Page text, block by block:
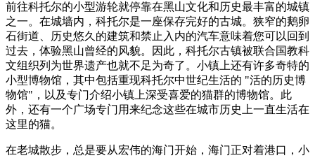
前往科托尔的小型游轮就停靠在黑山文化和历史最丰富的城镇
之一。在城墙内，科托尔是一座保存完好的古城。狭窄的鹅卵
石街道、历史悠久的建筑和禁止入内的汽车意味着您可以回到
过去，体验黑山曾经的风貌。因此，科托尔古镇被联合国教科
文组织列为世界遗产也就不足为奇了。小镇上还有许多奇特的
小型博物馆，其中包括重现科托尔中世纪生活的 "活的历史博
物馆"，以及专门介绍小镇上深受喜爱的猫群的博物馆。此
外，还有一个广场专门用来纪念这些在城市历史上一直生活在
这里的猫。
在老城散步，总是要从宏伟的海门开始，海门正对着港口，小